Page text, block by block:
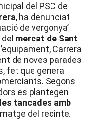
del PSC de
, ha denunciat
de vergonya”
mercat de Sant
Carrera
de noves parades
fet que genera
Segons
es plantegen
tancades amb
del recinte.